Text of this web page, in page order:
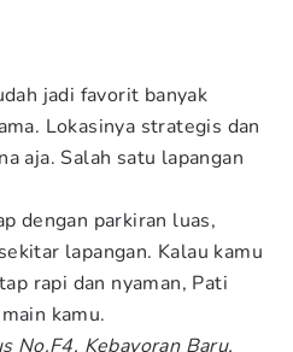
jadi favorit banyak
Lokasinya strategis dan
aja. Salah satu lapangan
dengan parkiran luas,
lapangan. Kalau kamu
rapi dan nyaman, Pati
kamu.
No.F4, Kebayoran Baru,